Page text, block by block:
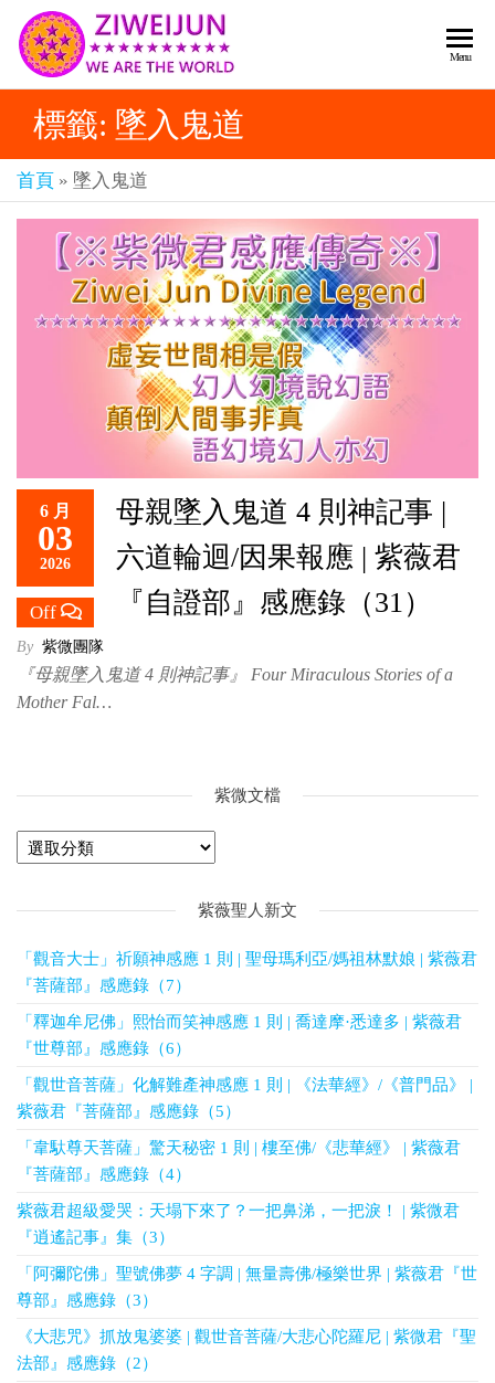
紫薇
《推
背
圖》
預
言-
紫薇
君寰
宇傳
奇官
網
樂
章-
人
人
都
是
彌
賽
亞-
個
個
都
救
世
主
Menu
標籤: 墜入鬼道
首頁 » 墜入鬼道
6 月
03
2026
Off
母親墜入鬼道 4 則神記事 |
六道輪迴/因果報應 | 紫薇君
『自證部』感應錄（31）
By 紫微團隊
『母親墜入鬼道 4 則神記事』 Four Miraculous Stories of a
Mother Fal…
紫微文檔
紫薇聖人新文
「觀音大士」祈願神感應 1 則 | 聖母瑪利亞/媽祖林默娘 | 紫薇君
『菩薩部』感應錄（7）
「釋迦牟尼佛」熙怡而笑神感應 1 則 | 喬達摩·悉達多 | 紫薇君
『世尊部』感應錄（6）
「觀世音菩薩」化解難產神感應 1 則 | 《法華經》/《普門品》 |
紫薇君『菩薩部』感應錄（5）
「韋馱尊天菩薩」驚天秘密 1 則 | 樓至佛/《悲華經》 | 紫薇君
『菩薩部』感應錄（4）
紫薇君超級愛哭：天塌下來了？一把鼻涕，一把淚！ | 紫微君
『逍遙記事』集（3）
「阿彌陀佛」聖號佛夢 4 字調 | 無量壽佛/極樂世界 | 紫薇君『世
尊部』感應錄（3）
《大悲咒》抓放鬼婆婆 | 觀世音菩薩/大悲心陀羅尼 | 紫微君『聖
法部』感應錄（2）